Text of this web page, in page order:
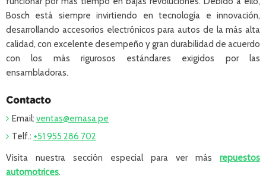
Bosch está siempre invirtiendo en tecnología e innovación,
desarrollando accesorios electrónicos para autos de la más alta
calidad, con excelente desempeño y gran durabilidad de acuerdo
con los más rigurosos estándares exigidos por las
ensambladoras.
Contacto
Email: ventas@emasa.pe
Telf.: +51 955 286 702
Visita nuestra sección especial para ver más repuestos
automotrices.